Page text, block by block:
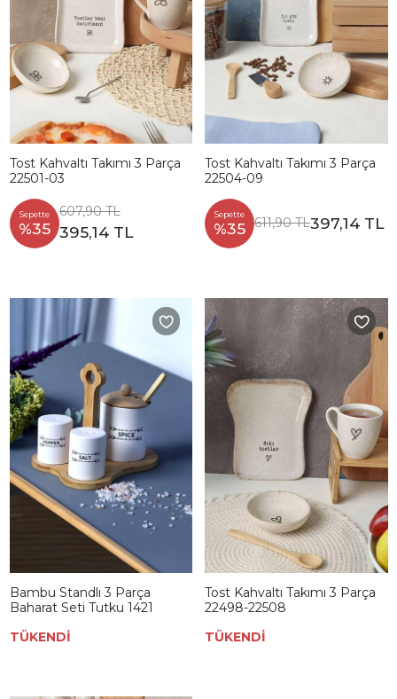
Tost Kahvaltı Takımı 3 Parça
22501-03
Sepette
%35
607,90 TL
395,14 TL
Tost Kahvaltı Takımı 3 Parça
22504-09
Sepette
%35 611,90 TL397,14 TL
Bambu Standlı 3 Parça
Baharat Seti Tutku 1421
TÜKENDİ
Tost Kahvaltı Takımı 3 Parça
22498-22508
TÜKENDİ